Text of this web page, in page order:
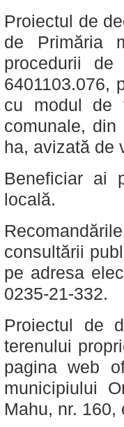
Proiectul de
de Primăria
procedurii
6401103.076,
cu modul de
comunale,
ha, avizată de
Beneficiar ai
locală.
consultării
pe adresa
0235-21-332.
Proiectul de
terenului
pagina web
municipiului
Mahu, nr. 160,